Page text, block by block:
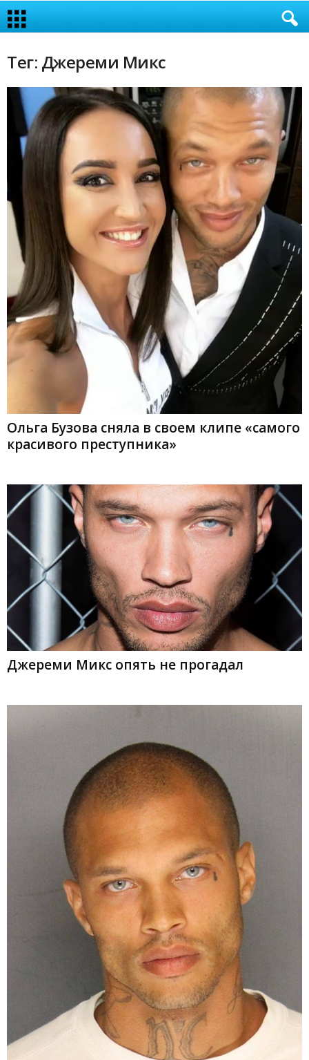
Тег: Джереми Микс
Ольга Бузова сняла в своем клипе «самого
красивого преступника»
Джереми Микс опять не прогадал